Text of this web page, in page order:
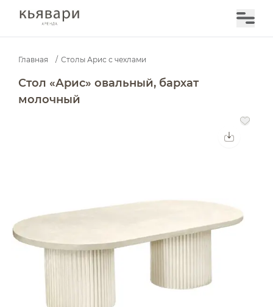
Главная / Столы Арис с чехлами
Стол «Арис» овальный, бархат
молочный